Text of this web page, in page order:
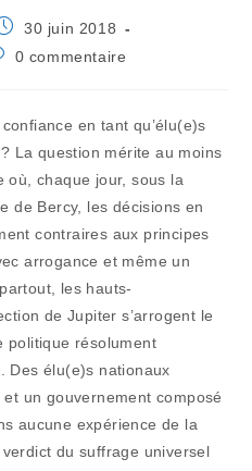
:
30 juin 2018
0 commentaire
en tant qu’élu(e)s
La question mérite au moins
où, chaque jour, sous la
de Bercy, les décisions en
contraires aux principes
arrogance et même un
les hauts-
de Jupiter s’arrogent le
résolument
Des élu(e)s nationaux
un gouvernement composé
aucune expérience de la
du suffrage universel